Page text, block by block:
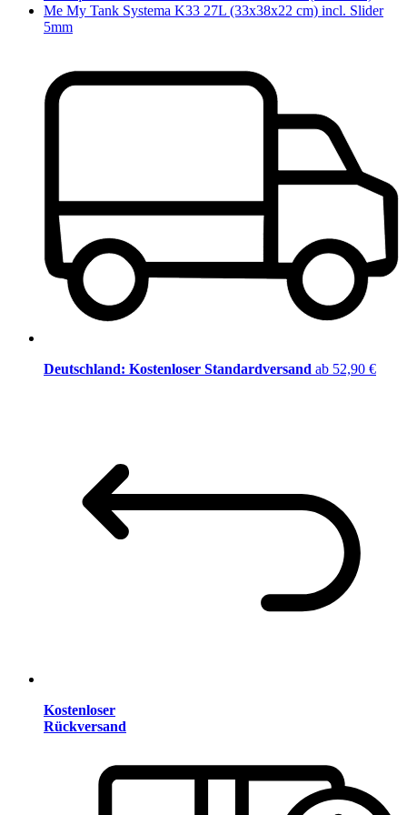
Me My Tank Systema K33 27L (33x38x22 cm) incl. Slider
5mm
Deutschland: Kostenloser Standardversand ab 52,90 €
Kostenloser
Rückversand